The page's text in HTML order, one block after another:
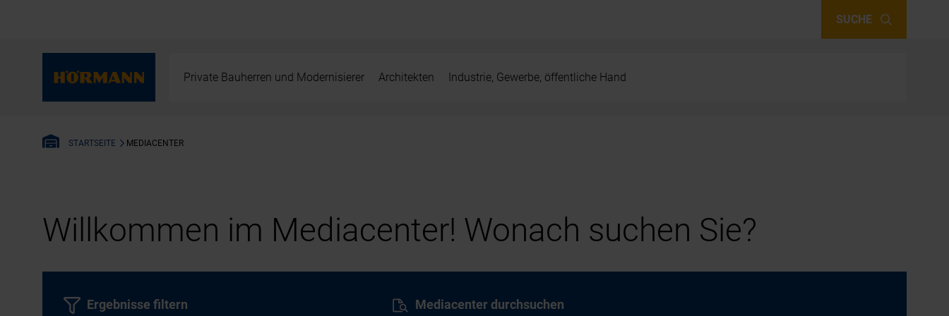
SUCHE
Private Bauherren und Modernisierer Architekten Industrie, Gewerbe, öffentliche Hand
STARTSEITE MEDIACENTER
Willkommen im Mediacenter! Wonach suchen Sie?
Mediacenter durchsuchen
Ergebnisse filtern